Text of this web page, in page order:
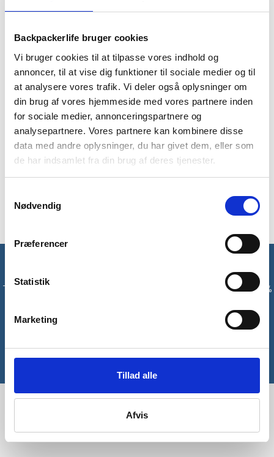
Backpackerlife bruger cookies
Vi bruger cookies til at tilpasse vores indhold og
annoncer, til at vise dig funktioner til sociale medier og til
at analysere vores trafik. Vi deler også oplysninger om
din brug af vores hjemmeside med vores partnere inden
for sociale medier, annonceringspartnere og
analysepartnere. Vores partnere kan kombinere disse
data med andre oplysninger, du har givet dem, eller som
de har indsamlet fra din brug af deres tjenester.
Nødvendig
Præferencer
Statistik
Marketing
Tillad alle
Afvis
Fabsil er en universal imprægnering fra velkendte Grangers.
Den beskytter dit udstyr mod vand og regn, så du ikke skal
være bange for at det bliver vådt. Grangers er især kendt for
at lave solid imprægnering til telte, så du kan campe i dit telt
uden at skulle blive bekymret om at blive våd.
Brugsinstrukser*:
Anvend direkte på rent stof
Pensel det på overfladerne
Lad det behandlede stof tørre helt før brug
*Brug udenfor eller i et godt ventileret område.
Tilmeld dig vores nyhedsbrev og modtag med det samme en 10%